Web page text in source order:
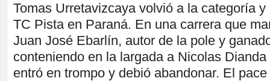
Tomas Urretavizcaya volvió a la categoría
TC Pista en Paraná. En una carrera que
Juan José Ebarlín, autor de la pole y
conteniendo en la largada a Nicolas
entró en trompo y debió abandonar. El